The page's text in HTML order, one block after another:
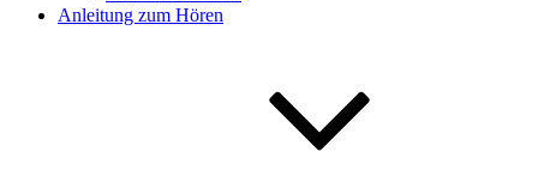
Anleitung zum Hören